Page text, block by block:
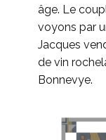
âge. Le
voyons par
Jacques
de vin
Bonnevye.